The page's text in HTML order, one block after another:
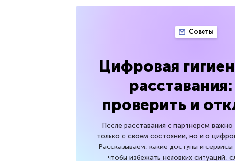
Советы
Цифровая
проверить и
После расставания с партнером важно
только о своем состоянии, но и о
Рассказываем, какие доступы и
чтобы избежать неловких ситуаций,